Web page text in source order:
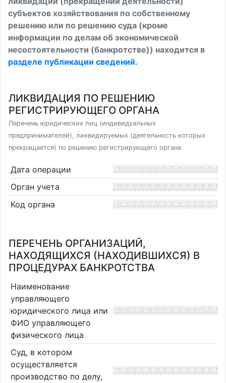
субъектов хозяйствования по собственному
решению или по решению суда (кроме
информации по делам об экономической
несостоятельности (банкротстве)) находится в
разделе публикации сведений.
ЛИКВИДАЦИЯ ПО РЕШЕНИЮ
РЕГИСТРИРУЮЩЕГО ОРГАНА
Перечень юридических лиц (индивидуальных
предпринимателей), ликвидируемых (деятельность которых
прекращается) по решению регистрирующего органа
Дата операции
Орган учета
Код органа
ПЕРЕЧЕНЬ ОРГАНИЗАЦИЙ,
НАХОДЯЩИХСЯ (НАХОДИВШИХСЯ) В
ПРОЦЕДУРАХ БАНКРОТСТВА
Наименование
управляющего
юридического лица или
ФИО управляющего
физического лица
Суд, в котором
осуществляется
производство по делу,